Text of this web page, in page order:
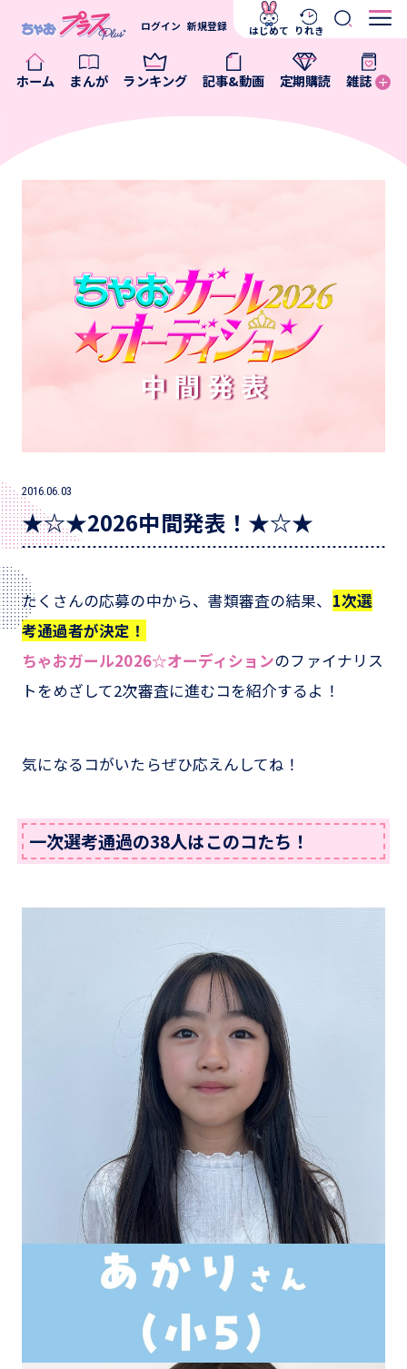
ホーム まんが ランキング 記事&動画 定期購読 雑誌
ログイン 新規登録 はじめて りれき
2016.06.03
★☆★2026中間発表！★☆★
たくさんの応募の中から、書類審査の結果、 1次選
考通過者が決定！
ちゃおガール2026☆オーディションのファイナリス
トをめざして2次審査に進むコを紹介するよ！
気になるコがいたらぜひ応えんしてね！
一次選考通過の38人はこのコたち！